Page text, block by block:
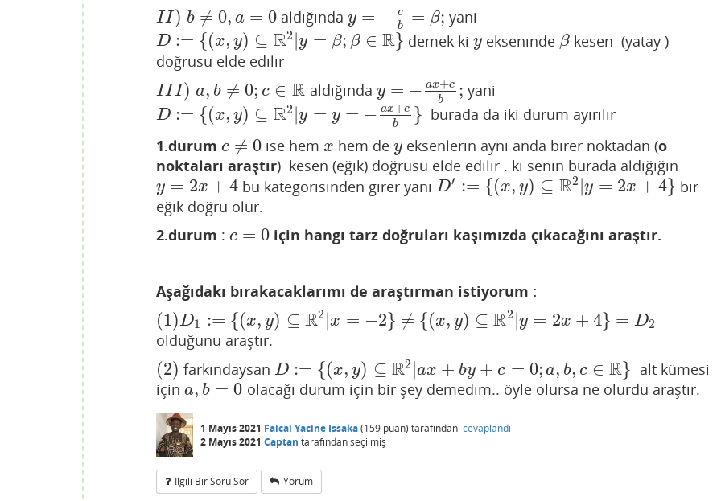
II) b ≠ 0, a = 0
II) b ≠0 a= 0 aldığınday = − c
b
= β;
y=−c b=β yani
D := {(x, y) ⊆ R2 |y = β; β ∈ R}
D:={(x y )⊆R 2|y =β ;β∈ R} demek kiy
y eksenınde β
β kesen (yatay )
doğrusu elde edılır
III) a, b ≠ 0; c ∈ R
III) a,b≠0 ;c ∈R aldığında y = − ax+c
b
;
y=−a x+cb; yani
D := {(x, y) ⊆ R2 |y = y = − ax+c
b
}
D:={(x y )⊆R 2|y =y =−a x+ cb}
burada da iki durum ayırılır
1.durum c ≠ 0
c≠0 ise hemx
x hem de y
y eksenlerin ayni anda birer noktadan (o
noktaları araştır) kesen (eğık) doğrusu elde edılır . ki senin burada aldığığın
y = 2x + 4
y=2x +4 bu kategorısınden gırer yaniD′ := {(x, y) ⊆ R2 |y = 2x + 4}
D′:={(x y) ⊆R2|y =2 x+4}
bir
eğık doğru olur.
2.durum : c = 0
c=0 için hangı tarz doğruları kaşımızda çıkacağını araştır.
Aşağıdakı bırakacaklarımı de araştırman istiyorum :
(1)D1 := {(x, y) ⊆ R2 |x = −2} ≠ {(x, y) ⊆ R2 |y = 2x + 4} = D2
(1)D1:= {(x,y )⊆R2 |x= −2 }≠{( x,y )⊆ R2|y= 2x +4}=D2
olduğunu araştır.
(2)
(2) farkındaysan D := {(x, y) ⊆ R2 |ax + by + c = 0; a, b, c ∈ R}
D:={(x y )⊆R 2|a x+ by+ c=0 a,b,c∈R }
alt kümesi
için a, b = 0
a,b= 0 olacağı durum için bir şey demedım.. öyle olursa ne olurdu araştır.
1 Mayıs 2021 Faical Yacine Issaka(159 puan) tarafından cevaplandı
2 Mayıs 2021 Captan tarafındanseçilmiş
Ilgili Bir Soru Sor Yorum